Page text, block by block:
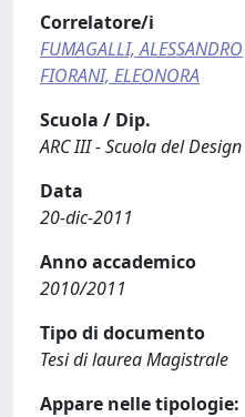
Correlatore/i
FUMAGALLI, ALESSANDRO
FIORANI, ELEONORA
Scuola / Dip.
ARC III - Scuola del Design
Data
20-dic-2011
Anno accademico
2010/2011
Tipo di documento
Tesi di laurea Magistrale
Appare nelle tipologie: